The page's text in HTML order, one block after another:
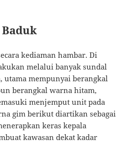
kediaman hambar. Di
melalui banyak sundal
utama mempunyai berangkal
berangkal warna hitam,
menjemput unit pada
gim berikut diartikan sebagai
keras kepala
kawasan dekat kadar